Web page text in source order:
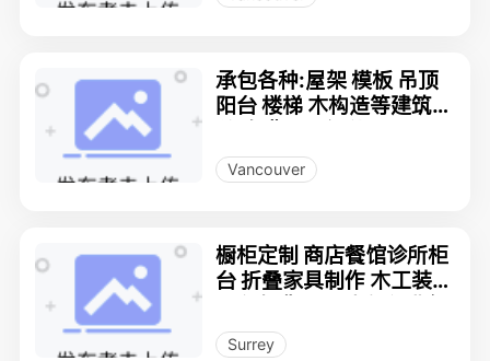
承包各种:屋架 模板 吊顶
阳台 楼梯 木构造等建筑相
Vancouver
橱柜定制 商店餐馆诊所柜
台 折叠家具制作 木工装修
验 778-898-1653
Surrey